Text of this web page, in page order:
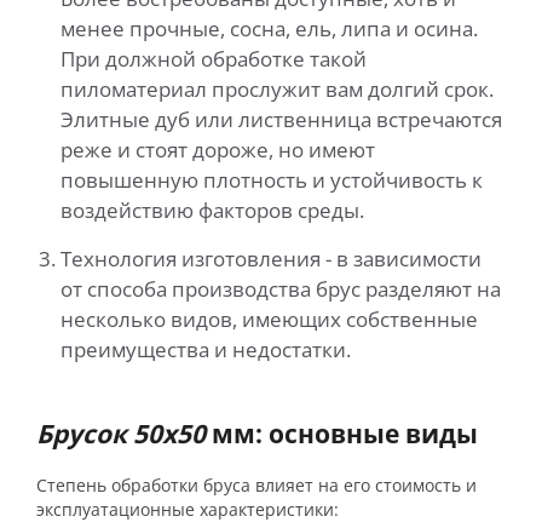
менее прочные, сосна, ель, липа и осина.
При должной обработке такой
пиломатериал прослужит вам долгий срок.
Элитные дуб или лиственница встречаются
реже и стоят дороже, но имеют
повышенную плотность и устойчивость к
воздействию факторов среды.
Технология изготовления - в зависимости
от способа производства брус разделяют на
несколько видов, имеющих собственные
преимущества и недостатки.
Брусок 50х50мм: основные виды
Степень обработки бруса влияет на его стоимость и
эксплуатационные характеристики: